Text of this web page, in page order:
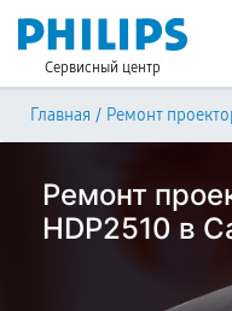
Сервисный центр
Главная / Ремонт
Ремонт
HDP2510 в